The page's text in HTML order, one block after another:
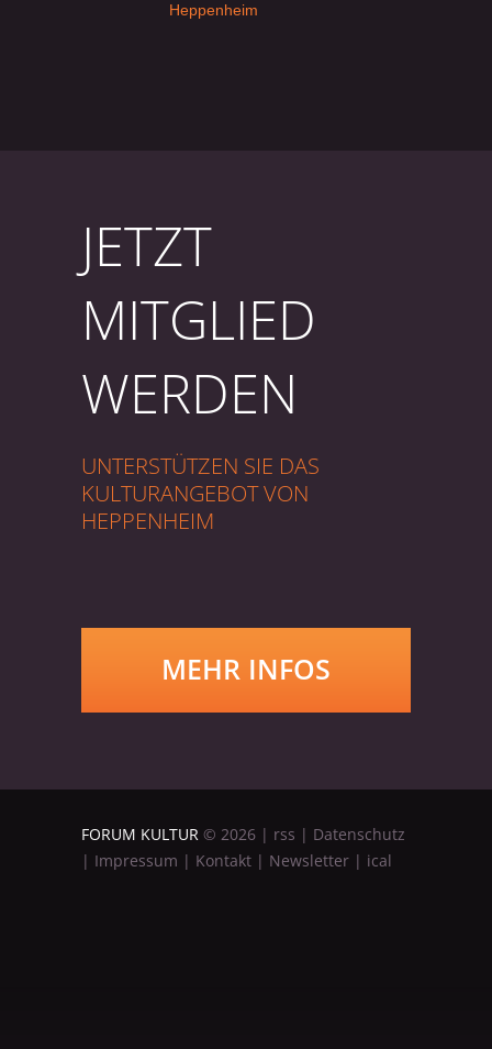
Heppenheim
JETZT
MITGLIED
WERDEN
UNTERSTÜTZEN SIE DAS
KULTURANGEBOT VON
HEPPENHEIM
MEHR INFOS
FORUM KULTUR © 2026 | rss | Datenschutz
| Impressum | Kontakt | Newsletter | ical